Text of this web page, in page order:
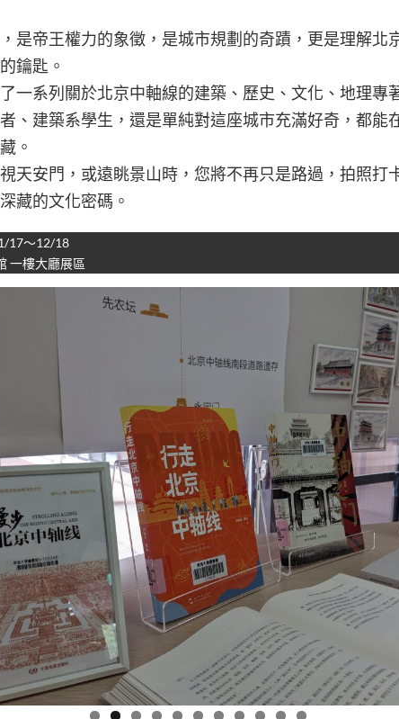
是帝王權力的象徵，是城市規劃的奇蹟，更是理解北
鑰匙。
一系列關於北京中軸線的建築、歷史、文化、地理專
、建築系學生，還是單純對這座城市充滿好奇，都能
。
天安門，或遠眺景山時，您將不再只是路過，拍照打
藏的文化密碼。
17～12/18
一樓大廳展區